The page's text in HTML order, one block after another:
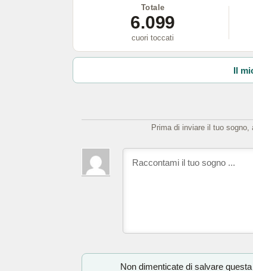
Totale
6.099
cuori toccati
Il
Prima di inviare il tuo
Non dimenticate di salvare